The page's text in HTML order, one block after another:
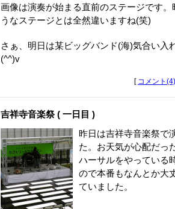
画像は演奏が始まる直前のステージです
うなステージとは全然違いますね(笑)
さぁ、明日は某ビッグバンド(海)気合い入
(^^)v
[ コメント(4)
吉祥寺音楽祭 ( 一日目 )
昨日は吉祥寺音楽祭で
た。お天気が心配だっ
ハーサルをやっている
ので本番もなんとか大
ていました。